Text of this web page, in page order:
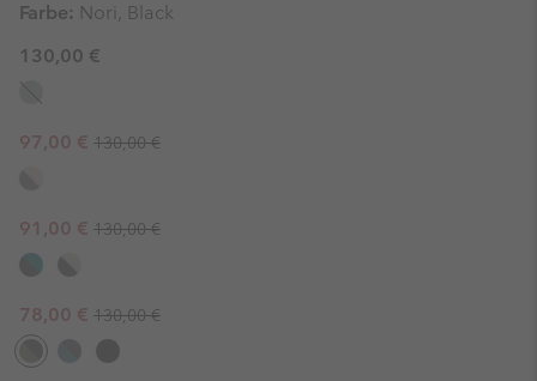
Farbe: Nori, Black
130,00 €
Sale price:
97,00 € Regular price:
130,00 €
Sale price:
91,00 € Regular price:
130,00 €
Sale price:
78,00 € Regular price:
130,00 €